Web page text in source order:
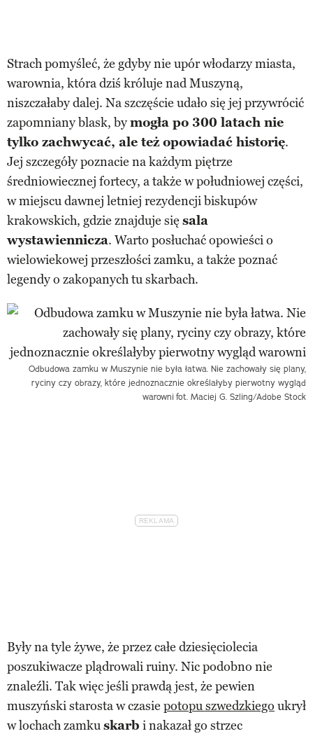
Strach pomyśleć, że gdyby nie upór włodarzy miasta,
warownia, która dziś króluje nad Muszyną,
niszczałaby dalej. Na szczęście udało się jej przywrócić
zapomniany blask, bymogła po 300 latach nie
tylko zachwycać, ale też opowiadać historię.
Jej szczegóły poznacie na każdym piętrze
średniowiecznej fortecy, a także w południowej części,
w miejscu dawnej letniej rezydencji biskupów
krakowskich, gdzie znajduje się sala
wystawiennicza. Warto posłuchać opowieści o
wielowiekowej przeszłości zamku, a także poznać
legendy o zakopanych tu skarbach.
Odbudowa zamku w Muszynie nie była łatwa. Nie zachowały się plany,
ryciny czy obrazy, które jednoznacznie określałyby pierwotny wygląd
warowni fot. Maciej G. Szling/Adobe Stock
Były na tyle żywe, że przez całe dziesięciolecia
poszukiwacze plądrowali ruiny. Nic podobno nie
znaleźli. Tak więc jeśli prawdą jest, że pewien
muszyński starosta w czasie potopu szwedzkiego ukrył
w lochach zamkuskarb i nakazał go strzec